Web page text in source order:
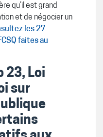
qu’il est grand
et de négocier un
les 27
faites au
23, Loi
sur